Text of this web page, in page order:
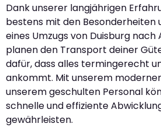
Dank unserer langjährigen
bestens mit den Besonderheiten
eines Umzugs von Duisburg nach
planen den Transport deiner
dafür, dass alles termingerecht
ankommt. Mit unserem
unserem geschulten Personal
schnelle und effiziente
gewährleisten.